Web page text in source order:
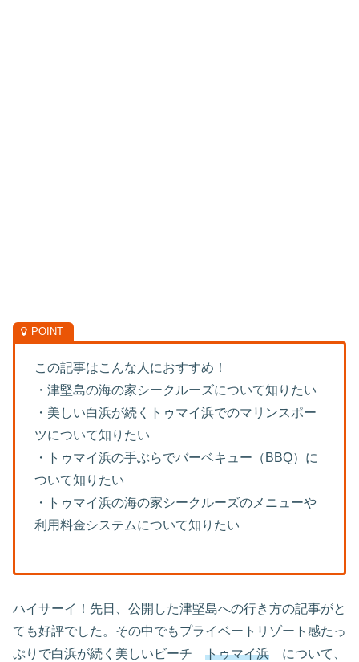
この記事はこんな人におすすめ！
・津堅島の海の家シークルーズについて知りたい
・美しい白浜が続くトゥマイ浜でのマリンスポー
ツについて知りたい
・トゥマイ浜の手ぶらでバーベキュー（BBQ）に
ついて知りたい
・トゥマイ浜の海の家シークルーズのメニューや
利用料金システムについて知りたい
ハイサーイ！先日、公開した津堅島への行き方の記事がと
ても好評でした。その中でもプライベートリゾート感たっ
ぷりで白浜が続く美しいビーチ トゥマイ浜 について、